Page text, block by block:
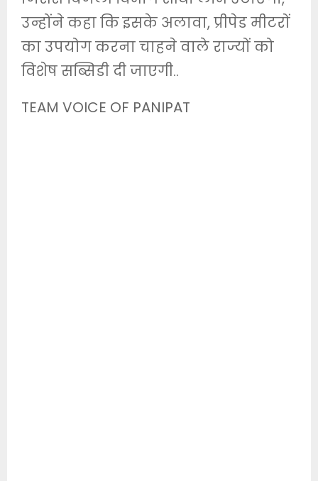
उन्होंने कहा कि इसके अलावा, प्रीपेड मीटरों
का उपयोग करना चाहने वाले राज्यों को
विशेष सब्सिडी दी जाएगी..
TEAM VOICE OF PANIPAT